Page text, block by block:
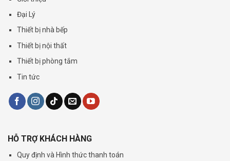
Đại Lý
Thiết bị nhà bếp
Thiết bị nội thất
Thiết bị phòng tắm
Tin tức
HỖ TRỢ KHÁCH HÀNG
Quy định và Hình thức thanh toán